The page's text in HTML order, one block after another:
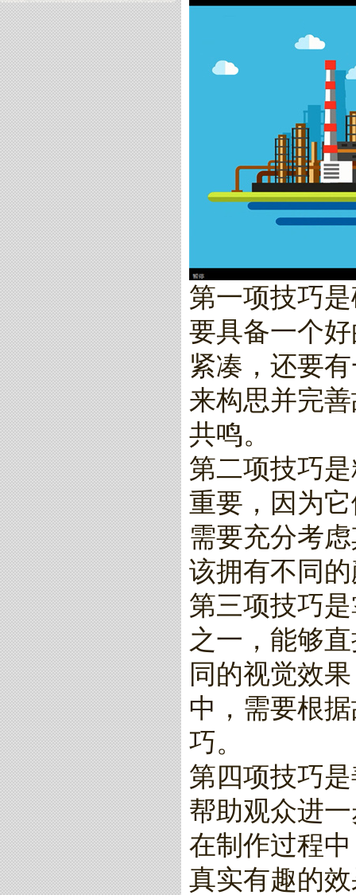
第一项技巧
要具备一个
紧凑，还要
来构思并完
共鸣。
第二项技巧
重要，因为
需要充分考
该拥有不同
第三项技巧
之一，能够
同的视觉效
中，需要根
巧。
第四项技巧
帮助观众进
在制作过程
真实有趣的